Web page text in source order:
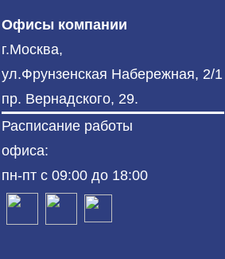
Офисы компании
г.Москва,
ул.Фрунзенская Набережная, 2/1
пр. Вернадского, 29.
Расписание работы
офиса:
пн-пт с 09:00 до 18:00